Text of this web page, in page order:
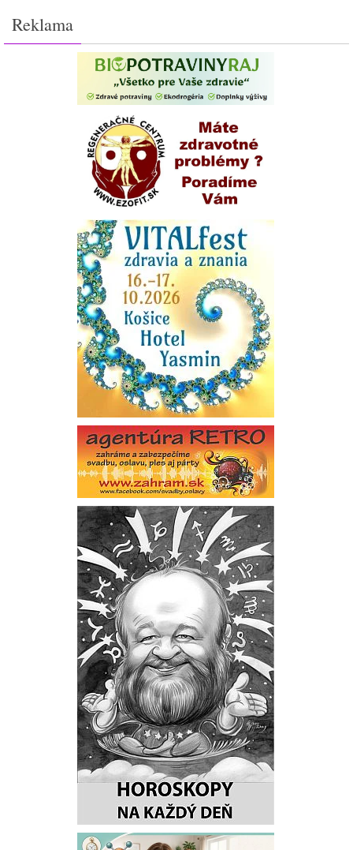
Reklama